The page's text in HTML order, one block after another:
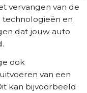
vervangen van de
en
dat jouw auto
ook
van een
kan bijvoorbeeld